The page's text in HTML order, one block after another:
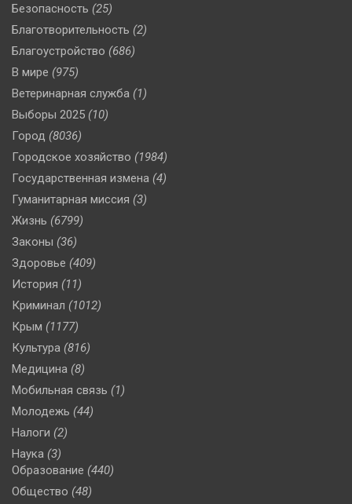
Безопасность (25)
Благотворительность (2)
Благоустройство (686)
В мире (975)
Ветеринарная служба (1)
Выборы 2025 (10)
Город (8036)
Городское хозяйство (1984)
Государственная измена (4)
Гуманитарная миссия (3)
Жизнь (6799)
Законы (36)
Здоровье (409)
История (11)
Криминал (1012)
Крым (1177)
Культура (816)
Медицина (8)
Мобильная связь (1)
Молодежь (44)
Налоги (2)
Наука (3)
Образование (440)
Общество (48)